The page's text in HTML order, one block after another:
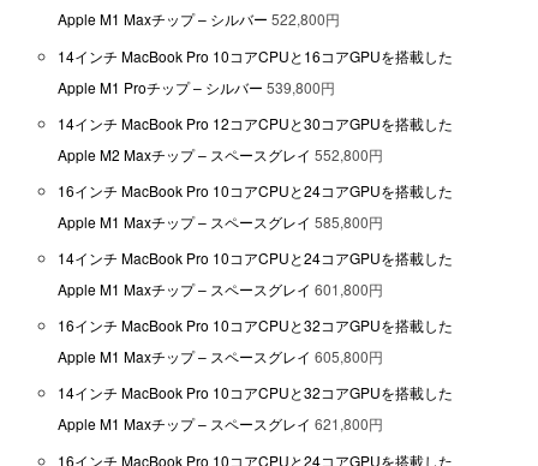
Apple M1 Maxチップ – シルバー 522,800円
14インチ MacBook Pro 10コアCPUと16コアGPUを搭載した
Apple M1 Proチップ – シルバー 539,800円
14インチ MacBook Pro 12コアCPUと30コアGPUを搭載した
Apple M2 Maxチップ – スペースグレイ 552,800円
16インチ MacBook Pro 10コアCPUと24コアGPUを搭載した
Apple M1 Maxチップ – スペースグレイ 585,800円
14インチ MacBook Pro 10コアCPUと24コアGPUを搭載した
Apple M1 Maxチップ – スペースグレイ 601,800円
16インチ MacBook Pro 10コアCPUと32コアGPUを搭載した
Apple M1 Maxチップ – スペースグレイ 605,800円
14インチ MacBook Pro 10コアCPUと32コアGPUを搭載した
Apple M1 Maxチップ – スペースグレイ 621,800円
16インチ MacBook Pro 10コアCPUと24コアGPUを搭載した